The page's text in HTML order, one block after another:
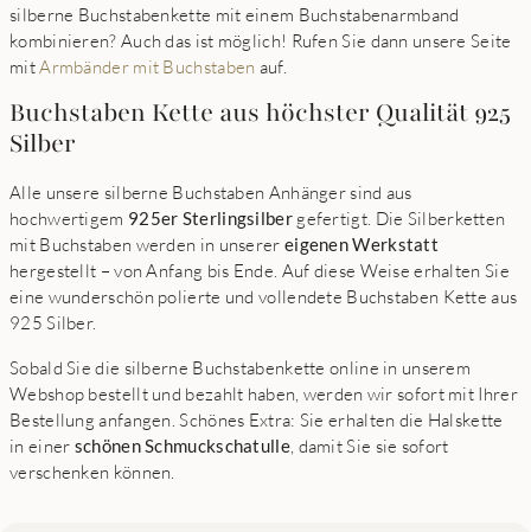
silberne Buchstabenkette mit einem Buchstabenarmband
kombinieren? Auch das ist möglich! Rufen Sie dann unsere Seite
mitArmbänder mit Buchstaben auf.
Buchstaben Kette aus höchster Qualität 925
Silber
Alle unsere silberne Buchstaben Anhänger sind aus
hochwertigem 925er Sterlingsilbergefertigt. Die Silberketten
mit Buchstaben werden in unserer eigenen Werkstatt
hergestellt – von Anfang bis Ende. Auf diese Weise erhalten Sie
eine wunderschön polierte und vollendete Buchstaben Kette aus
925 Silber.
Sobald Sie die silberne Buchstabenkette online in unserem
Webshop bestellt und bezahlt haben, werden wir sofort mit Ihrer
Bestellung anfangen. Schönes Extra: Sie erhalten die Halskette
in einer schönen Schmuckschatulle, damit Sie sie sofort
verschenken können.